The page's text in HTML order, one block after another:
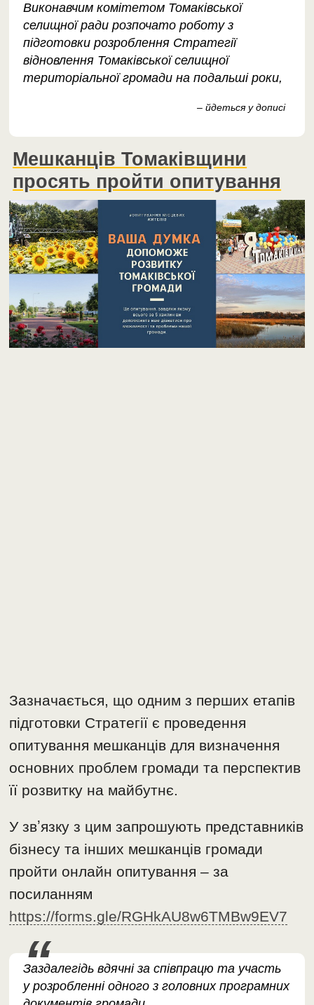
Виконавчим комітетом Томаківської
селищної ради розпочато роботу з
підготовки розроблення Стратегії
відновлення Томаківської селищної
територіальної громади на подальші роки,
– йдеться у дописі
Мешканців Томаківщини
просять пройти опитування
Зазначається, що одним з перших етапів
підготовки Стратегії є проведення
опитування мешканців для визначення
основних проблем громади та перспектив
її розвитку на майбутнє.
У звʼязку з цим запрошують представників
бізнесу та інших мешканців громади
пройти онлайн опитування – за
посиланням
https://forms.gle/RGHkAU8w6TMBw9EV7
Заздалегідь вдячні за співпрацю та участь
у розробленні одного з головних програмних